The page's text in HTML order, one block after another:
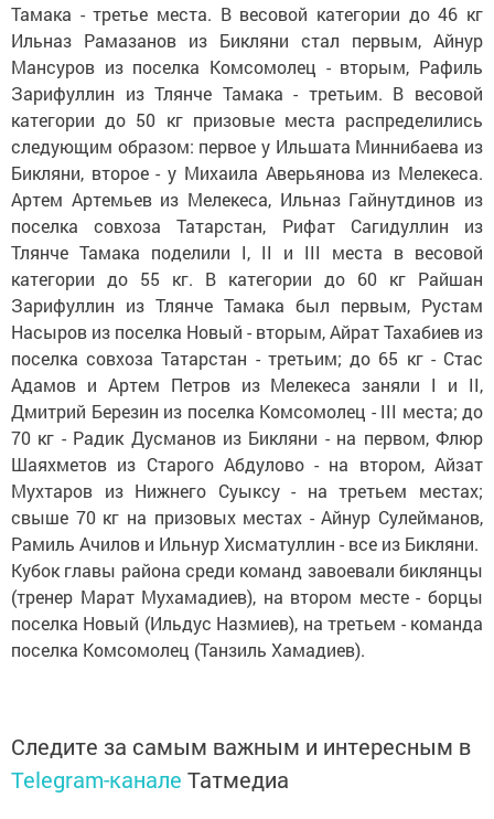
Тамака - третье места. В весовой категории до 46 кг
Ильназ Рамазанов из Бикляни стал первым, Айнур
Мансуров из поселка Комсомолец - вторым, Рафиль
Зарифуллин из Тлянче Тамака - третьим. В весовой
категории до 50 кг призовые места распределились
следующим образом: первое у Ильшата Миннибаева из
Бикляни, второе - у Михаила Аверьянова из Мелекеса.
Артем Артемьев из Мелекеса, Ильназ Гайнутдинов из
поселка совхоза Татарстан, Рифат Сагидуллин из
Тлянче Тамака поделили I, II и III места в весовой
категории до 55 кг. В категории до 60 кг Райшан
Зарифуллин из Тлянче Тамака был первым, Рустам
Насыров из поселка Новый - вторым, Айрат Тахабиев из
поселка совхоза Татарстан - третьим; до 65 кг - Стас
Адамов и Артем Петров из Мелекеса заняли I и II,
Дмитрий Березин из поселка Комсомолец - III места; до
70 кг - Радик Дусманов из Бикляни - на первом, Флюр
Шаяхметов из Старого Абдулово - на втором, Айзат
Мухтаров из Нижнего Суыксу - на третьем местах;
свыше 70 кг на призовых местах - Айнур Сулейманов,
Рамиль Ачилов и Ильнур Хисматуллин - все из Бикляни.
Кубок главы района среди команд завоевали биклянцы
(тренер Марат Мухамадиев), на втором месте - борцы
поселка Новый (Ильдус Назмиев), на третьем - команда
поселка Комсомолец (Танзиль Хамадиев).
Следите за самым важным и интересным в
Telegram-канале Татмедиа